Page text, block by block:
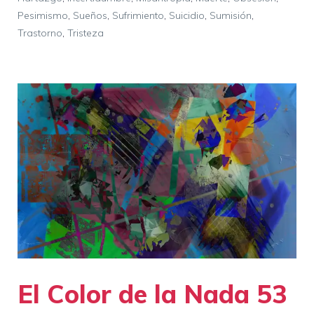
Pesimismo, Sueños, Sufrimiento, Suicidio, Sumisión,
Trastorno, Tristeza
El Color de la Nada 53